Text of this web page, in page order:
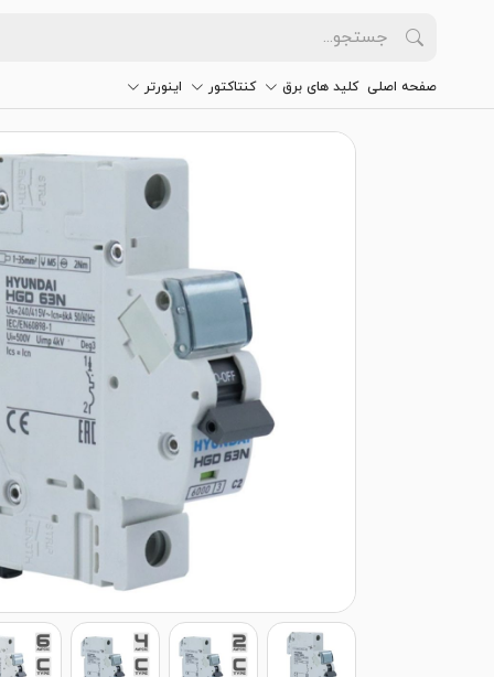
صفحه اصلی کلید های برق کنتاکتور اینورتر